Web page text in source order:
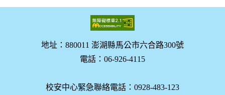
地址：880011 澎湖縣馬公市六合路300號
電話：06-926-4115
校安中心緊急聯絡電話：0928-483-123